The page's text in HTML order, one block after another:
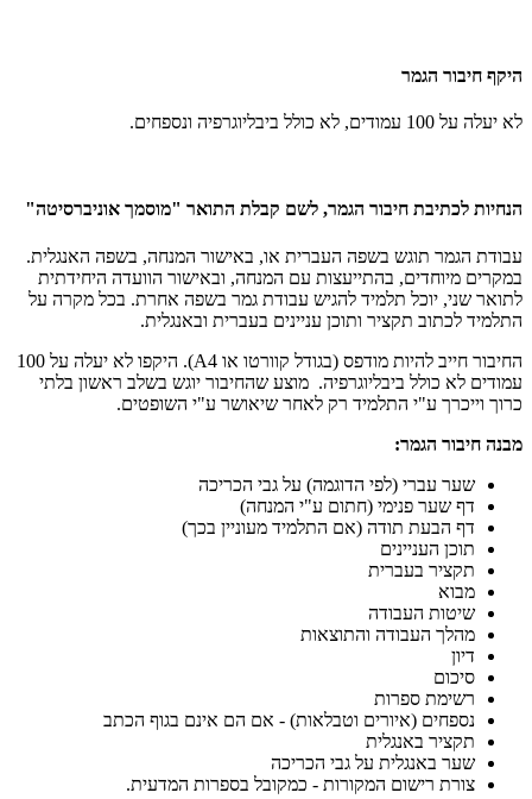
היקף חיבור הגמר
לא יעלה על 100 עמודים, לא כולל ביבליוגרפיה ונספחים.
הנחיות לכתיבת חיבור הגמר, לשם קבלת התואר "מוסמך אוניברסיטה"
עבודת הגמר תוגש בשפה העברית או, באישור המנחה, בשפה האנגלית.
במקרים מיוחדים, בהתייעצות עם המנחה, ובאישור הוועדה היחידתית
לתואר שני, יוכל תלמיד להגיש עבודת גמר בשפה אחרת. בכל מקרה על
התלמיד לכתוב תקציר ותוכן עניינים בעברית ובאנגלית.
החיבור חייב להיות מודפס (בגודל קוורטו או A4
). היקפו לא יעלה על 100
עמודים לא כולל ביבליוגרפיה. מוצע שהחיבור יוגש בשלב ראשון בלתי
כרוך וייכרך ע"י התלמיד רק לאחר שיאושר ע"י השופטים.
מבנה חיבור הגמר:
שער עברי (לפי הדוגמה) על גבי הכריכה
דף שער פנימי (חתום ע"י המנחה)
דף הבעת תודה (אם התלמיד מעוניין בכך)
תוכן העניינים
תקציר בעברית
מבוא
שיטות העבודה
מהלך העבודה והתוצאות
דיון
סיכום
רשימת ספרות
נספחים (איורים וטבלאות) - אם הם אינם בגוף הכתב
תקציר באנגלית
שער באנגלית על גבי הכריכה
צורת רישום המקורות - כמקובל בספרות המדעית.